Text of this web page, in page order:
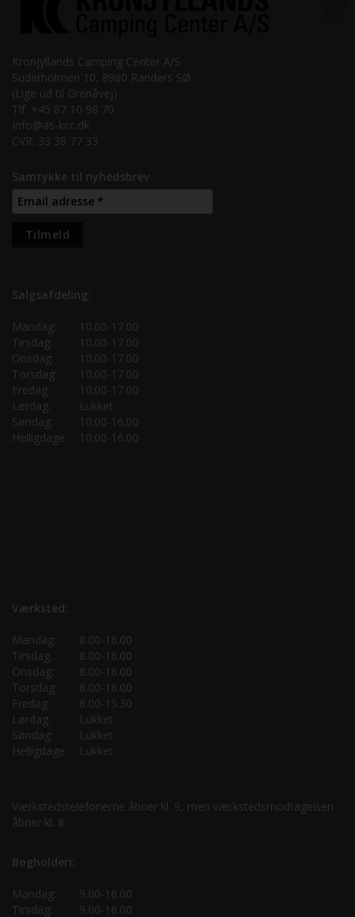
Kronjyllands Camping Center A/S
Suderholmen 10, 8960 Randers SØ
(Lige ud til Grenåvej)
Tlf. +45 87 10 98 70
Info@as-kcc.dk
CVR: 33 38 77 33
Samtykke til nyhedsbrev
Salgsafdeling:
Mandag:
10.00-17.00
Tirsdag:
10.00-17.00
Onsdag:
10.00-17.00
Torsdag:
10.00-17.00
Fredag:
10.00-17.00
Lørdag:
Lukket
Søndag:
10.00-16.00
Helligdage:
10.00-16.00
Værksted:
Mandag:
8.00-16.00
Tirsdag:
8.00-16.00
Onsdag:
8.00-16.00
Torsdag:
8.00-16.00
Fredag:
8.00-15.30
Lørdag:
Lukket
Søndag:
Lukket
Helligdage:
Lukket
Værkstedstelefonerne åbner kl. 9, men værkstedsmodtagelsen
åbner kl. 8.
Bogholderi:
Mandag:
9.00-16.00
Tirsdag:
9.00-16.00